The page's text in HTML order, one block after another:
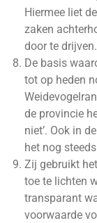
Hiermee liet
zaken
door te drijven.
De basis
tot op heden
de provincie
niet’. Ook in de
het nog
Zij gebruikt
toe te lichten
transparant
voorwaarde